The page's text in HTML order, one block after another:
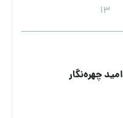
13
امید چهره‌نگار